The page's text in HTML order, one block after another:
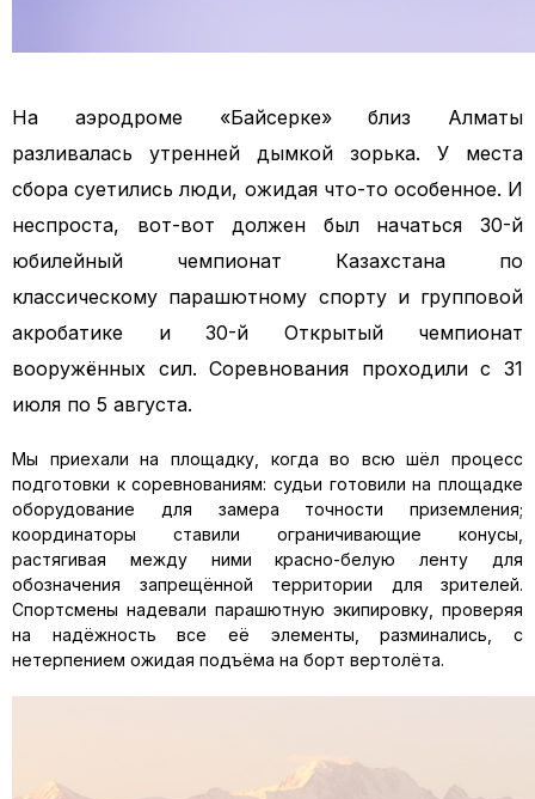
На аэродроме «Байсерке» близ Алматы
разливалась утренней дымкой зорька. У места
сбора суетились люди, ожидая что-то особенное. И
неспроста, вот-вот должен был начаться 30-й
юбилейный чемпионат Казахстана по
классическому парашютному спорту и групповой
акробатике и 30-й Открытый чемпионат
вооружённых сил. Соревнования проходили с 31
июля по 5 августа.
Мы приехали на площадку, когда во всю шёл процесс
подготовки к соревнованиям: судьи готовили на площадке
оборудование для замера точности приземления;
координаторы ставили ограничивающие конусы,
растягивая между ними красно-белую ленту для
обозначения запрещённой территории для зрителей.
Спортсмены надевали парашютную экипировку, проверяя
на надёжность все её элементы, разминались, с
нетерпением ожидая подъёма на борт вертолёта.